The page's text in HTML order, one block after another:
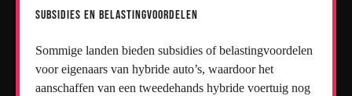
Subsidies en Belastingvoordelen
Sommige landen bieden subsidies of belastingvoordelen
voor eigenaars van hybride auto’s, waardoor het
aanschaffen van een tweedehands hybride voertuig nog